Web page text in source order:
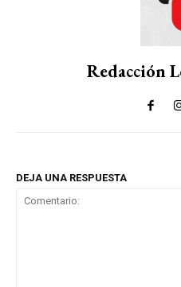
Redacción
DEJA UNA RESPUESTA